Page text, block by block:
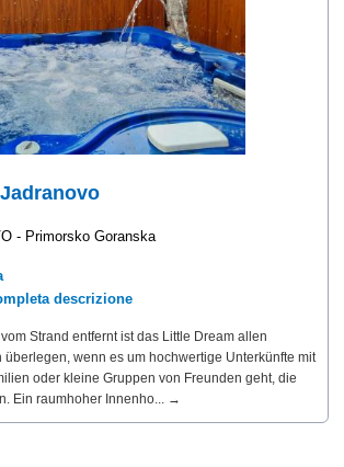
- Primorsko Goranska
descrizione
Strand entfernt ist das Little Dream allen
wenn es um hochwertige Unterkünfte mit
oder kleine Gruppen von Freunden geht, die
Ein raumhoher Innenho... →